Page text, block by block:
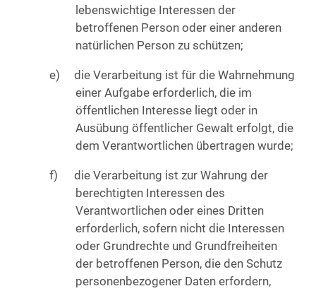
lebenswichtige Interessen der
betroffenen Person oder einer anderen
natürlichen Person zu schützen;
die Verarbeitung ist für die Wahrnehmung
einer Aufgabe erforderlich, die im
öffentlichen Interesse liegt oder in
Ausübung öffentlicher Gewalt erfolgt, die
dem Verantwortlichen übertragen wurde;
die Verarbeitung ist zur Wahrung der
berechtigten Interessen des
Verantwortlichen oder eines Dritten
erforderlich, sofern nicht die Interessen
oder Grundrechte und Grundfreiheiten
der betroffenen Person, die den Schutz
personenbezogener Daten erfordern,